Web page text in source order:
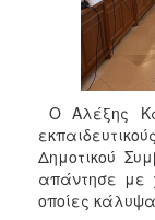
Ο Αλέξης
Δημοτικού
απάντησε με
οποίες